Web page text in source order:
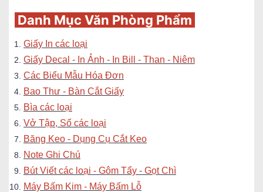
Danh Mục Văn Phòng Phẩm
Giấy In các loại
Giấy Decal - In Ảnh - In Bill - Than - Niêm
Các Biểu Mẫu Hóa Đơn
Bao Thư - Bàn Cắt Giấy
Bìa các loại
Vở Tập, Sổ các loại
Băng Keo - Dụng Cụ Cắt Keo
Note Ghi Chú
Bút Viết các loại - Gôm Tẩy - Gọt Chì
Máy Bấm Kim - Máy Bấm Lỗ